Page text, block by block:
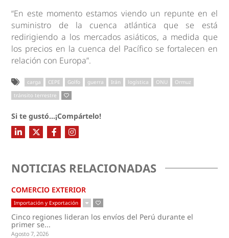
“En este momento estamos viendo un repunte en el
suministro de la cuenca atlántica que se está
redirigiendo a los mercados asiáticos, a medida que
los precios en la cuenca del Pacífico se fortalecen en
relación con Europa”.
carga CEPE Golfo guerra Irán logística ONU
Ormuz
tránsito terrestre
Si te gustó...¡Compártelo!
NOTICIAS RELACIONADAS
COMERCIO EXTERIOR
Importación y Exportación
Cinco regiones lideran los envíos del Perú durante el
primer se...
Agosto 7, 2026